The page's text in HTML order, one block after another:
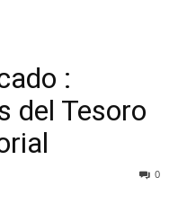
:
del Tesoro
0